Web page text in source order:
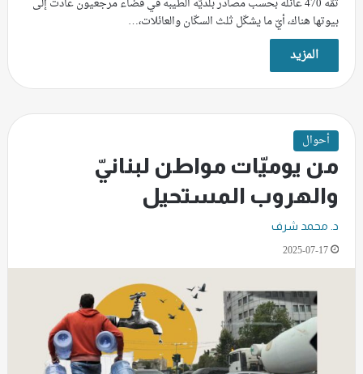
بيوتها هناك، أيّ ما يشكّل ثلث السكّان والعائلات،…
المزيد
أحوال
من يوميّات مواطن لبنانيّ
والهروب المستحيل
د. محمد شرف
2025-07-17